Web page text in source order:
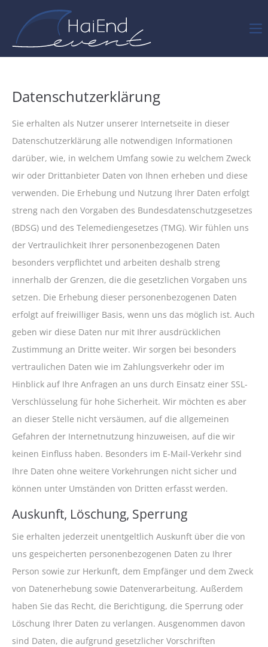
Datenschutzerklärung
Sie erhalten als Nutzer unserer Internetseite in dieser
Datenschutzerklärung alle notwendigen Informationen
darüber, wie, in welchem Umfang sowie zu welchem Zweck
wir oder Drittanbieter Daten von Ihnen erheben und diese
verwenden. Die Erhebung und Nutzung Ihrer Daten erfolgt
streng nach den Vorgaben des Bundesdatenschutzgesetzes
(BDSG) und des Telemediengesetzes (TMG). Wir fühlen uns
der Vertraulichkeit Ihrer personenbezogenen Daten
besonders verpflichtet und arbeiten deshalb streng
innerhalb der Grenzen, die die gesetzlichen Vorgaben uns
setzen. Die Erhebung dieser personenbezogenen Daten
erfolgt auf freiwilliger Basis, wenn uns das möglich ist. Auch
geben wir diese Daten nur mit Ihrer ausdrücklichen
Zustimmung an Dritte weiter. Wir sorgen bei besonders
vertraulichen Daten wie im Zahlungsverkehr oder im
Hinblick auf Ihre Anfragen an uns durch Einsatz einer SSL-
Verschlüsselung für hohe Sicherheit. Wir möchten es aber
an dieser Stelle nicht versäumen, auf die allgemeinen
Gefahren der Internetnutzung hinzuweisen, auf die wir
keinen Einfluss haben. Besonders im E-Mail-Verkehr sind
Ihre Daten ohne weitere Vorkehrungen nicht sicher und
können unter Umständen von Dritten erfasst werden.
Auskunft, Löschung, Sperrung
Sie erhalten jederzeit unentgeltlich Auskunft über die von
uns gespeicherten personenbezogenen Daten zu Ihrer
Person sowie zur Herkunft, dem Empfänger und dem Zweck
von Datenerhebung sowie Datenverarbeitung. Außerdem
haben Sie das Recht, die Berichtigung, die Sperrung oder
Löschung Ihrer Daten zu verlangen. Ausgenommen davon
sind Daten, die aufgrund gesetzlicher Vorschriften